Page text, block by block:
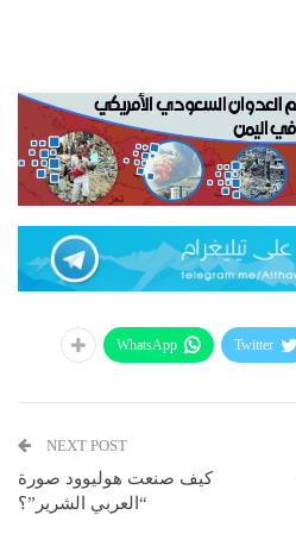
Twitter
WhatsApp
NEXT POST
كيف صنعت هوليوود صورة
“العربي الشرير”؟